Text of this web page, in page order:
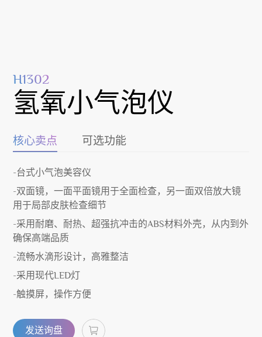
H1302
氢氧小气泡仪
核心卖点 可选功能
-台式小气泡美容仪
-双面镜，一面平面镜用于全面检查，另一面双倍放大镜
用于局部皮肤检查细节
-采用耐磨、耐热、超强抗冲击的ABS材料外壳，从内到外
确保高端品质
-流畅水滴形设计，高雅整洁
-采用现代LED灯
-触摸屏，操作方便
发送询盘